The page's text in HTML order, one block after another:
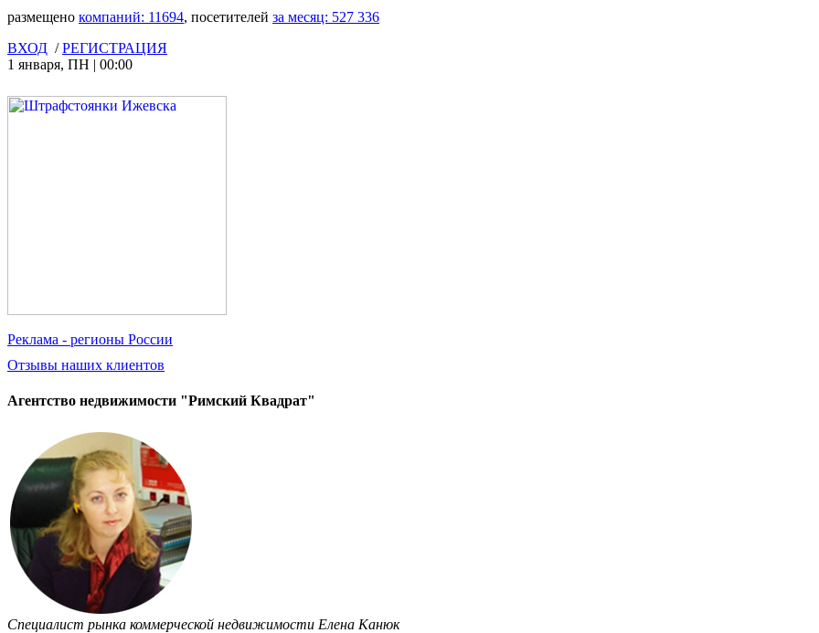
размещено компаний: 11694, посетителей за месяц: 527 336
ВХОД /РЕГИСТРАЦИЯ
1 января, ПН | 00:00
Реклама - регионы России
Отзывы наших клиентов
Агентство недвижимости "Римский Квадрат"
Специалист рынка коммерческой недвижимости Елена Канюк